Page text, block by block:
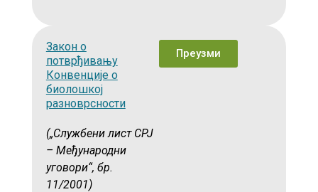
Закон о
потврђивању
Конвенције о
биолошкој
разноврсности
(„Службени лист СРЈ
– Међународни
уговори“, бр.
11/2001)
Преузми